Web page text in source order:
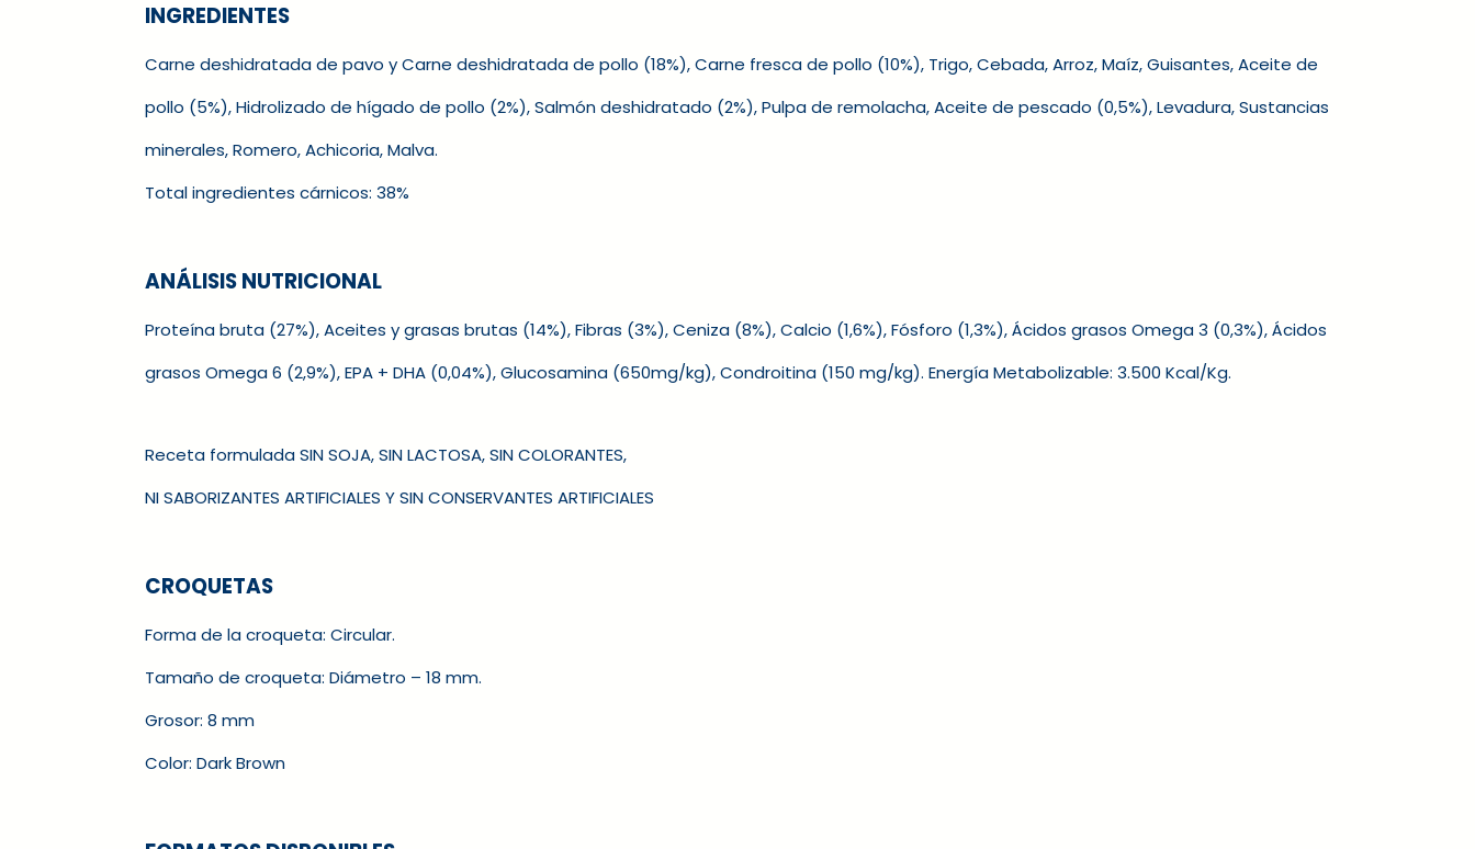
INGREDIENTES
Carne deshidratada de pavo y Carne deshidratada de pollo (18%), Carne fresca de pollo (10%), Trigo, Cebada, Arroz, Maíz, Guisantes, Aceite de
pollo (5%), Hidrolizado de hígado de pollo (2%), Salmón deshidratado (2%), Pulpa de remolacha, Aceite de pescado (0,5%), Levadura, Sustancias
minerales, Romero, Achicoria, Malva.
Total ingredientes cárnicos: 38%
ANÁLISIS NUTRICIONAL
Proteína bruta (27%), Aceites y grasas brutas (14%), Fibras (3%), Ceniza (8%), Calcio (1,6%), Fósforo (1,3%), Ácidos grasos Omega 3 (0,3%), Ácidos
grasos Omega 6 (2,9%), EPA + DHA (0,04%), Glucosamina (650mg/kg), Condroitina (150 mg/kg). Energía Metabolizable: 3.500 Kcal/Kg.
Receta formulada SIN SOJA, SIN LACTOSA, SIN COLORANTES,
NI SABORIZANTES ARTIFICIALES Y SIN CONSERVANTES ARTIFICIALES
CROQUETAS
Forma de la croqueta: Circular.
Tamaño de croqueta: Diámetro – 18 mm.
Grosor: 8 mm
Color: Dark Brown